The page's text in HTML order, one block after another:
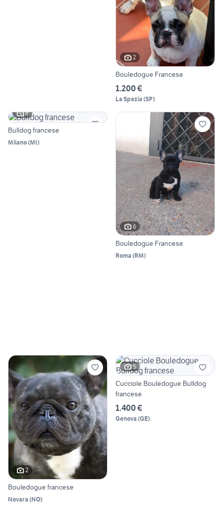
2
Bouledogue Francese
1.200 €
La Spezia (SP)
6
Bulldog francese
Milano(MI)
6
Bouledogue Francese
Roma (RM)
2
Bouledogue francese
Novara (NO)
5
Cucciole Bouledogue Bulldog
francese
1.400 €
Genova (GE)